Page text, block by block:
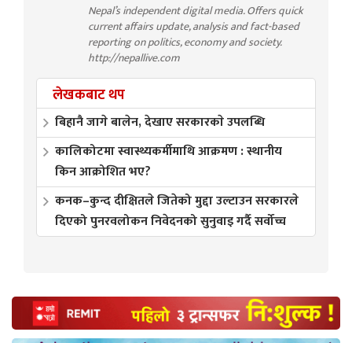
Nepal’s independent digital media. Offers quick
current affairs update, analysis and fact-based
reporting on politics, economy and society.
http://nepallive.com
लेखकबाट थप
बिहानै जागे बालेन, देखाए सरकारकाे उपलब्धि
कालिकोटमा स्वास्थ्यकर्मीमाथि आक्रमण : स्थानीय
किन आक्रोशित भए?
कनक–कुन्द दीक्षितले जितेको मुद्दा उल्टाउन सरकारले
दिएको पुनरवलोकन निवेदनको सुनुवाइ गर्दै सर्वोच्च